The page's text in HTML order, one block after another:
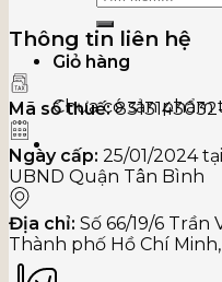
Giỏ hàng
Chưa có sản
Thông tin liên hệ
Mã số thuế:
Ngày cấp: 25/01/2024
UBND Quận Tân Bình
Địa chỉ: Số 66/19/6
Thành phố Hồ Chí